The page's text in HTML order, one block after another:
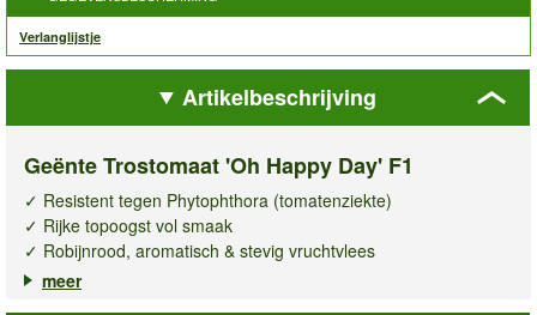
Verlanglijstje
Artikelbeschrijving
Geënte Trostomaat 'Oh Happy Day' F1
✓ Resistent tegen Phytophthora (tomatenziekte)
✓ Rijke topoogst vol smaak
✓ Robijnrood, aromatisch & stevig vruchtvlees
Degeënte trostomaat Oh Happy Day F1
meer